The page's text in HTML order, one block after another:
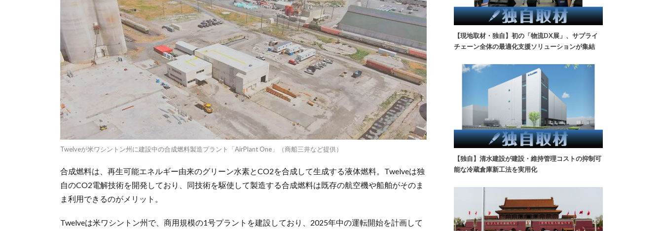
Twelveが米ワシントン州に建設中の合成燃料製造プラント「AirPlant One」（商船三井など提供）
合成燃料は、再生可能エネルギー由来のグリーン水素とCO2を合成して生成する液体燃料。Twelveは独
自のCO2電解技術を開発しており、同技術を駆使して製造する合成燃料は既存の航空機や船舶がそのま
ま利用できるのがメリット。
Twelveは米ワシントン州で、商用規模の1号プラントを建設しており、2025年中の運転開始を計画して
【現地取材・独自】初の「物流DX展」、サプライ
チェーン全体の最適化支援ソリューションが集結
【独自】清水建設が建設・維持管理コストの抑制可
能な冷蔵倉庫新工法を実用化